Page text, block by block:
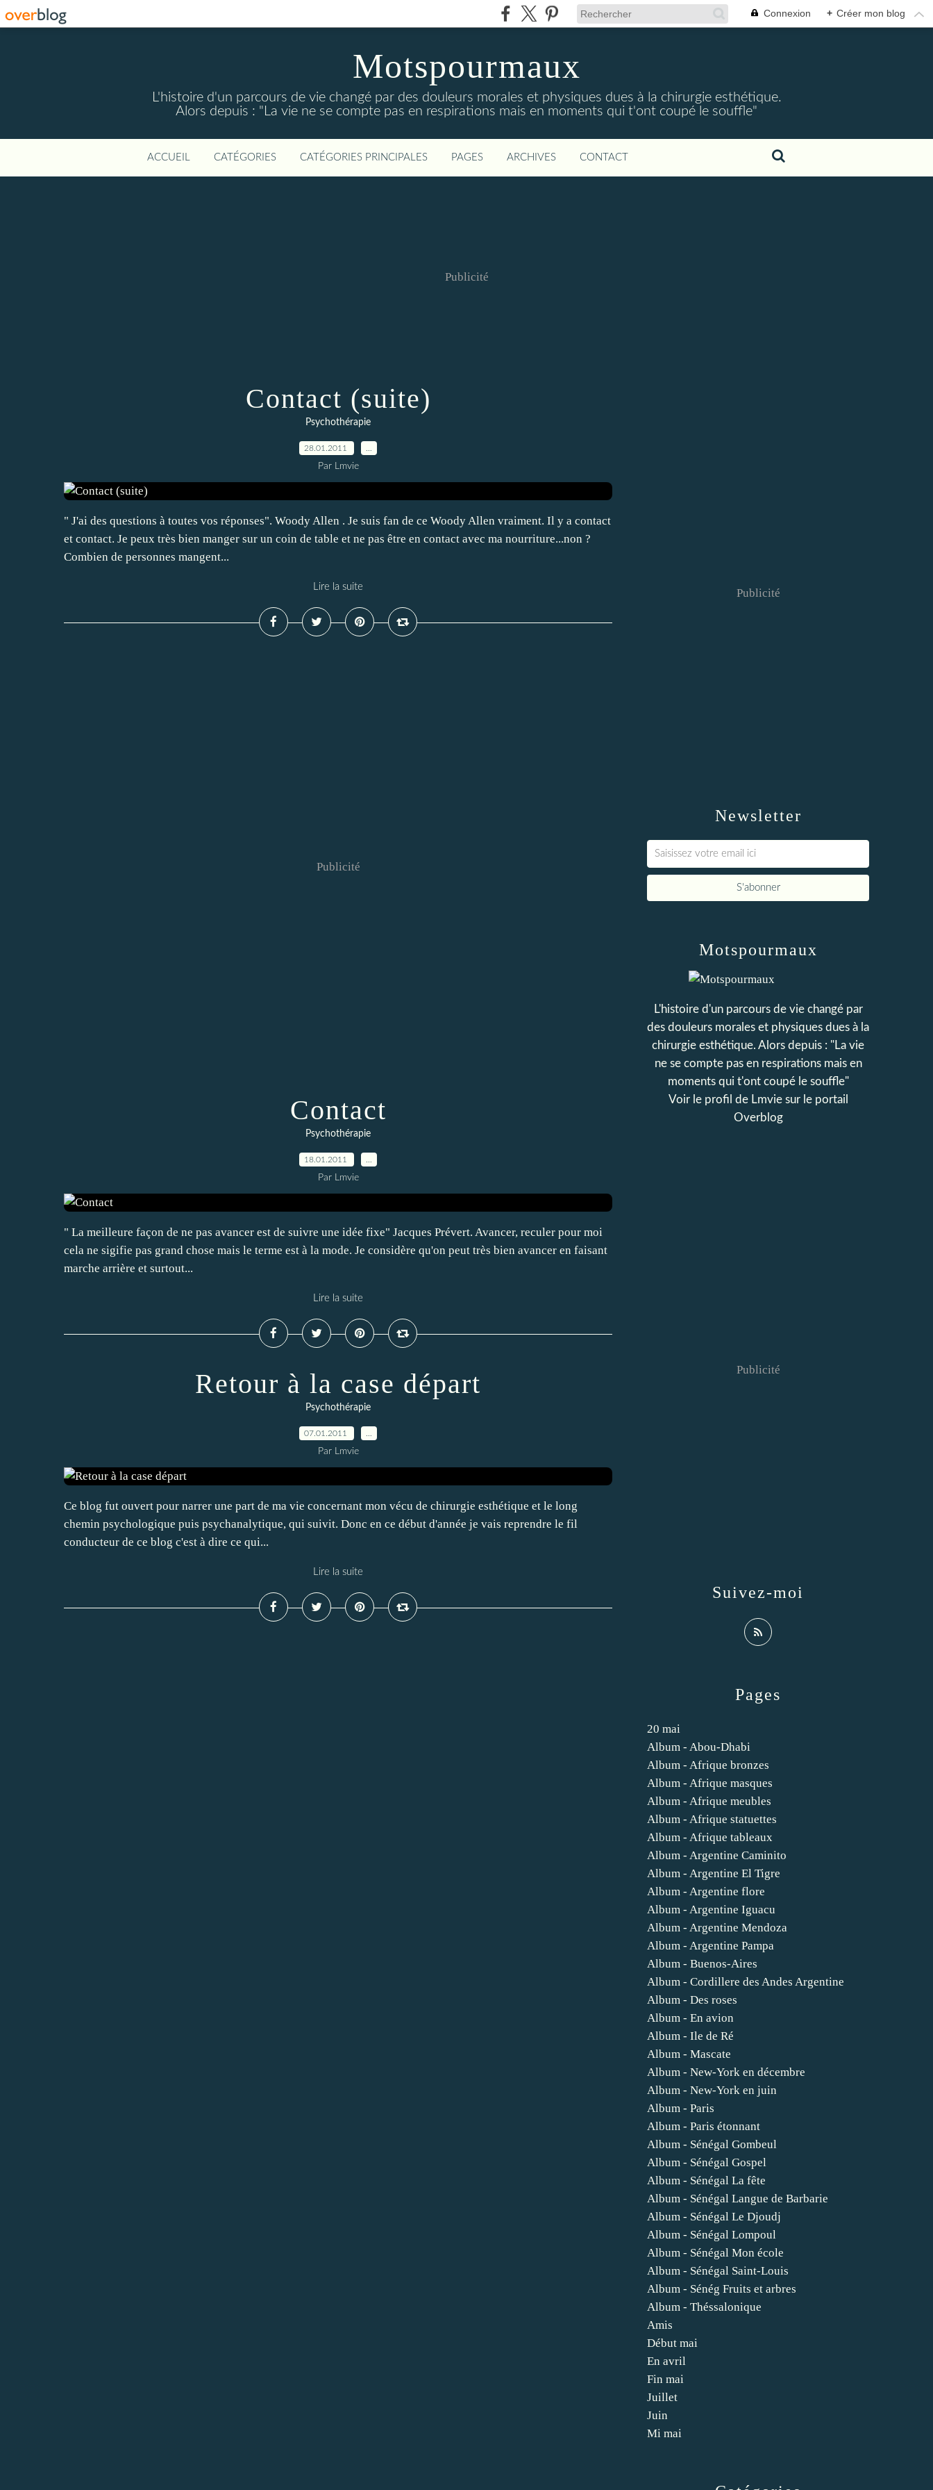
Connexion + Créer mon blog
Motspourmaux
L'histoire d'un parcours de vie changé par des douleurs morales et physiques dues à la chirurgie esthétique.
Alors depuis : "La vie ne se compte pas en respirations mais en moments qui t'ont coupé le souffle"
ACCUEIL CATÉGORIES CATÉGORIES PRINCIPALES PAGES ARCHIVES CONTACT
Publicité
Contact (suite)
Psychothérapie
28.01.2011
Par Lmvie
" J'ai des questions à toutes vos réponses". Woody Allen . Je suis fan de ce Woody Allen vraiment. Il y a contact
et contact. Je peux très bien manger sur un coin de table et ne pas être en contact avec ma nourriture...non ?
Combien de personnes mangent...
Lire la suite
Publicité
Contact
Psychothérapie
18.01.2011
Par Lmvie
" La meilleure façon de ne pas avancer est de suivre une idée fixe" Jacques Prévert. Avancer, reculer pour moi
cela ne sigifie pas grand chose mais le terme est à la mode. Je considère qu'on peut très bien avancer en faisant
marche arrière et surtout...
Lire la suite
Retour à la case départ
Psychothérapie
07.01.2011
Par Lmvie
Ce blog fut ouvert pour narrer une part de ma vie concernant mon vécu de chirurgie esthétique et le long
chemin psychologique puis psychanalytique, qui suivit. Donc en ce début d'année je vais reprendre le fil
conducteur de ce blog c'est à dire ce qui...
Lire la suite
Newsletter
Publicité
Pages
20 mai
Album - Abou-Dhabi
Album - Afrique bronzes
Album - Afrique masques
Album - Afrique meubles
Album - Afrique statuettes
Album - Afrique tableaux
Album - Argentine Caminito
Album - Argentine El Tigre
Album - Argentine flore
Album - Argentine Iguacu
Album - Argentine Mendoza
Album - Argentine Pampa
Album - Buenos-Aires
Album - Cordillere des Andes Argentine
Album - Des roses
Album - En avion
Album - Ile de Ré
Album - Mascate
Album - New-York en décembre
Album - New-York en juin
Album - Paris
Album - Paris étonnant
Album - Sénégal Gombeul
Album - Sénégal Gospel
Album - Sénégal La fête
Album - Sénégal Langue de Barbarie
Album - Sénégal Le Djoudj
Album - Sénégal Lompoul
Album - Sénégal Mon école
Album - Sénégal Saint-Louis
Album - Sénég Fruits et arbres
Album - Théssalonique
Amis
Début mai
En avril
Fin mai
Juillet
Juin
Mi mai
Motspourmaux
L'histoire d'un parcours de vie changé par
des douleurs morales et physiques dues à la
chirurgie esthétique. Alors depuis : "La vie
ne se compte pas en respirations mais en
moments qui t'ont coupé le souffle"
Voir le profil de Lmviesur le portail
Overblog
Suivez-moi
Publicité